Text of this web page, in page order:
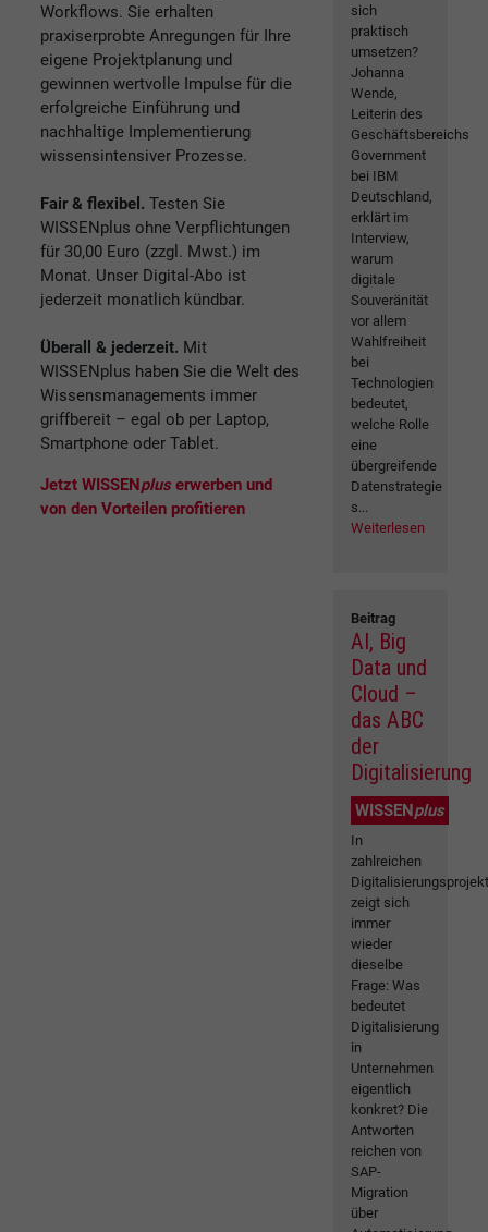
Workflows. Sie erhalten
praxiserprobte Anregungen für Ihre
eigene Projektplanung und
gewinnen wertvolle Impulse für die
erfolgreiche Einführung und
nachhaltige Implementierung
wissensintensiver Prozesse.
Fair & flexibel. Testen Sie
WISSENplus ohne Verpflichtungen
für 30,00 Euro (zzgl. Mwst.) im
Monat. Unser Digital-Abo ist
jederzeit monatlich kündbar.
Überall & jederzeit. Mit
WISSENplus haben Sie die Welt des
Wissensmanagements immer
griffbereit – egal ob per Laptop,
Smartphone oder Tablet.
Jetzt WISSENplus erwerben und
von den Vorteilen profitieren
sich
praktisch
umsetzen?
Johanna
Wende,
Leiterin des
Geschäftsbereichs
Government
bei IBM
Deutschland,
erklärt im
Interview,
warum
digitale
Souveränität
vor allem
Wahlfreiheit
bei
Technologien
bedeutet,
welche Rolle
eine
übergreifende
Datenstrategie
s...
Weiterlesen
Beitrag
AI, Big
Data und
Cloud –
das ABC
der
Digitalisierung
WISSENplus
In
zahlreichen
zeigt sich
immer
wieder
dieselbe
Frage: Was
bedeutet
Digitalisierung
in
Unternehmen
eigentlich
konkret? Die
Antworten
reichen von
SAP-
Migration
über